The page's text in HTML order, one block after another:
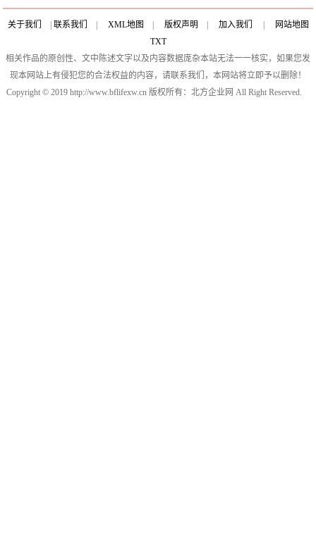
关于我们 | 联系我们 | XML地图 | 版权声明 | 加入我们 |
网站地图
TXT
相关作品的原创性、文中陈述文字以及内容数据庞杂本站无法一一核实，如果您发
现本网站上有侵犯您的合法权益的内容，请联系我们，本网站将立即予以删除！
Copyright © 2019 http://www.bflifexw.cn 版权所有：北方企业网 All Right Reserved.